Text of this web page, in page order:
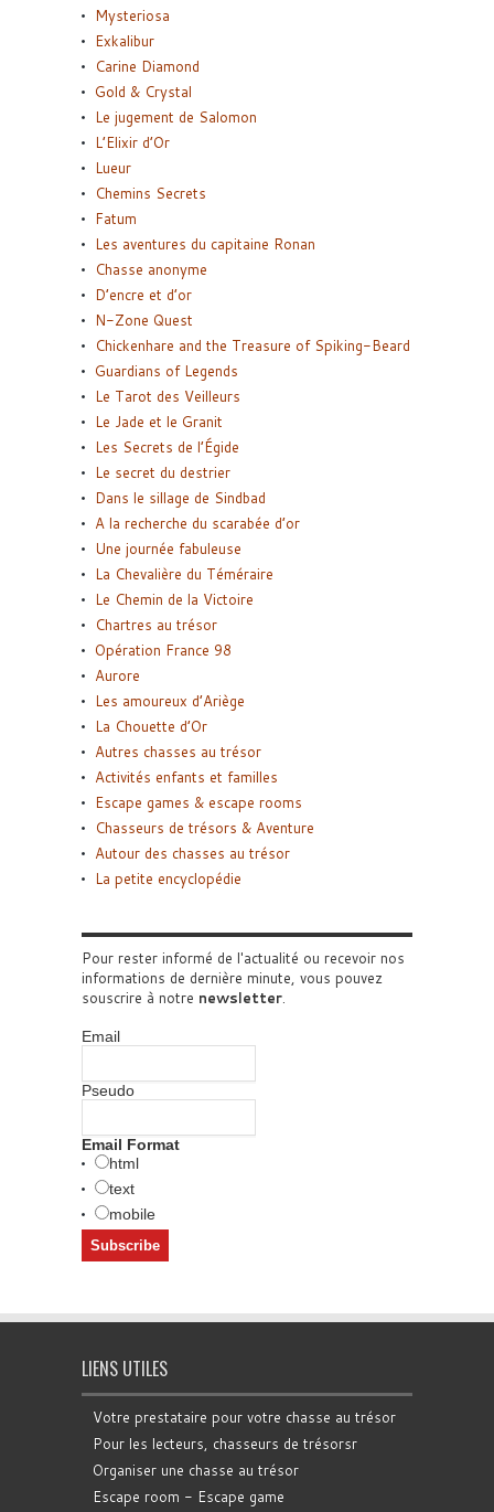
Mysteriosa
Exkalibur
Carine Diamond
Gold & Crystal
Le jugement de Salomon
L’Elixir d’Or
Lueur
Chemins Secrets
Fatum
Les aventures du capitaine Ronan
Chasse anonyme
D’encre et d’or
N-Zone Quest
Chickenhare and the Treasure of Spiking-Beard
Guardians of Legends
Le Tarot des Veilleurs
Le Jade et le Granit
Les Secrets de l’Égide
Le secret du destrier
Dans le sillage de Sindbad
A la recherche du scarabée d’or
Une journée fabuleuse
La Chevalière du Téméraire
Le Chemin de la Victoire
Chartres au trésor
Opération France 98
Aurore
Les amoureux d’Ariège
La Chouette d’Or
Autres chasses au trésor
Activités enfants et familles
Escape games & escape rooms
Chasseurs de trésors & Aventure
Autour des chasses au trésor
La petite encyclopédie
Pour rester informé de l'actualité ou recevoir nos
informations de dernière minute, vous pouvez
souscrire à notre newsletter.
Email
Pseudo
Email Format
html
text
mobile
LIENS UTILES
Votre prestataire pour votre chasse au trésor
Pour les lecteurs, chasseurs de trésorsr
Organiser une chasse au trésor
Escape room - Escape game